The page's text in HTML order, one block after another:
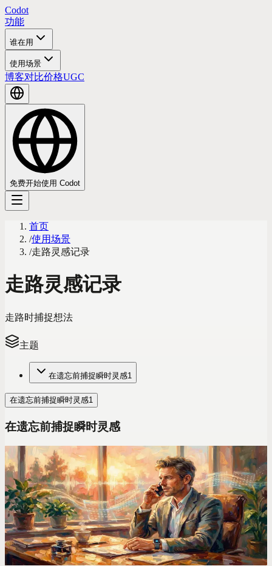
Codot
功能
谁在用
使用场景
博客对比价格UGC
免费开始使用 Codot
首页
/使用场景
/走路灵感记录
走路灵感记录
走路时捕捉想法
主题
在遗忘前捕捉瞬时灵感1
在遗忘前捕捉瞬时灵感1
在遗忘前捕捉瞬时灵感
语音效率技巧
2026年我深度测评了7款语音笔记App，只有它真正
取代了我的“第二大脑”
深度测评全网主流语音转文字App后，我发现只有一款能真正
把碎片化的语音备忘录，变成井井有条、随时可查的知识库。